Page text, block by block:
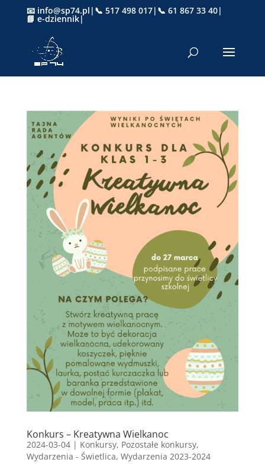
📧 info@sp74.pl | 📞 517 498 017| 📞 61 867 33 40|
📘 e-dziennik|
Konkurs – Kreatywna Wielkanoc
2024-03-04| Konkursy, Pozostałe konkursy,
Wydarzenia - Świetlica, Wydarzenia 2023-2024